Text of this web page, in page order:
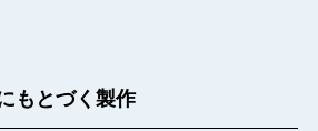
もとづく製作